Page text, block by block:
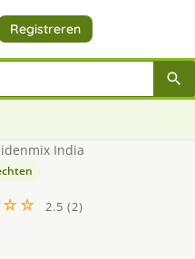
Registreren
India
2.5 (2)